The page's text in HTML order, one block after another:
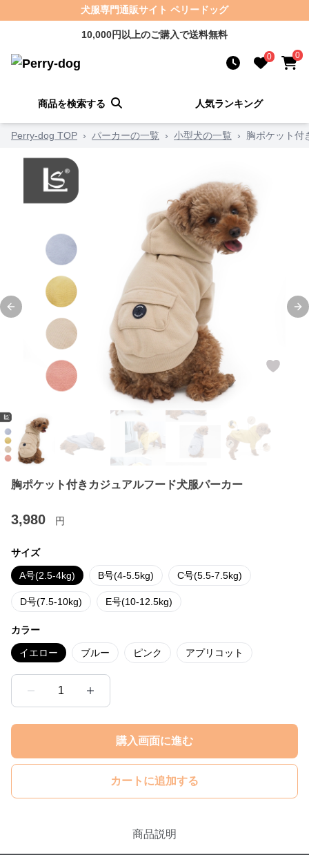
犬服専門通販サイト ペリードッグ
10,000円以上のご購入で送料無料
0 0
商品を検索する 人気ランキング
Perry-dog TOP › パーカーの一覧 › 小型犬の一覧 › 胸ポケット付
Previous slide
胸ポケット付きカジュアルフード犬服パーカー
3,980 円
サイズ
A号(2.5-4kg) B号(4-5.5kg) C号(5.5-7.5kg)
D号(7.5-10kg) E号(10-12.5kg)
カラー
イエロー ブルー ピンク アプリコット
1
購入画面に進む
カートに追加する
商品説明